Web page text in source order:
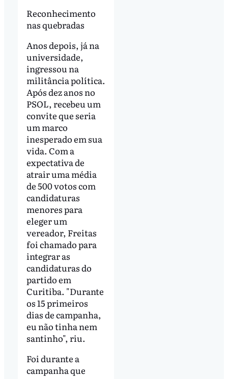
Reconhecimento
nas quebradas
Anos depois, já na
universidade,
ingressou na
militância política.
Após dez anos no
PSOL, recebeu um
convite que seria
um marco
inesperado em sua
vida. Com a
expectativa de
atrair uma média
de 500 votos com
candidaturas
menores para
eleger um
vereador, Freitas
foi chamado para
integrar as
candidaturas do
partido em
Curitiba. "Durante
os 15 primeiros
dias de campanha,
eu não tinha nem
santinho", riu.
Foi durante a
campanha que